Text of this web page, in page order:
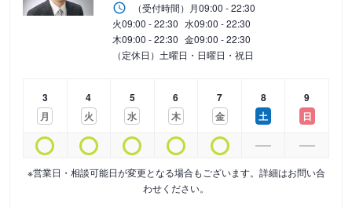
（受付時間） 月09:00 - 22:30
火09:00 - 22:30 水09:00 - 22:30
木09:00 - 22:30 金09:00 - 22:30
（定休日）土曜日・日曜日・祝日
3
月
4
火
5
水
6
木
7
金
8
土
9
日
※営業日・相談可能日が変更となる場合もございます。詳細はお問い合
わせください。